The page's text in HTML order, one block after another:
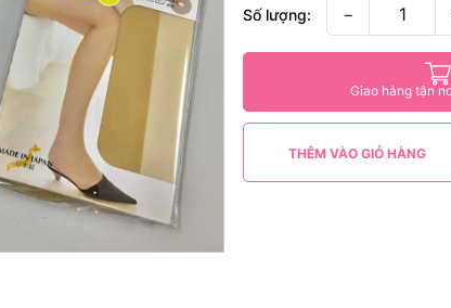
Số lượng: −
Giao hàng tận
THÊM VÀO GIỎ HÀNG